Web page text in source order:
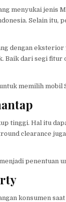
menyukai jenis
Selain itu,
dengan eksterior
Baik dari segi
memilih mobil
tinggi. Hal itu
clearance
penentuan
konsumen saat